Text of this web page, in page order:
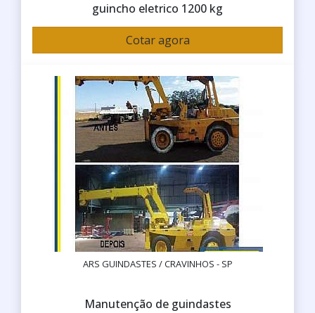
guincho eletrico 1200 kg
Cotar agora
ARS GUINDASTES / CRAVINHOS - SP
Manutenção de guindastes